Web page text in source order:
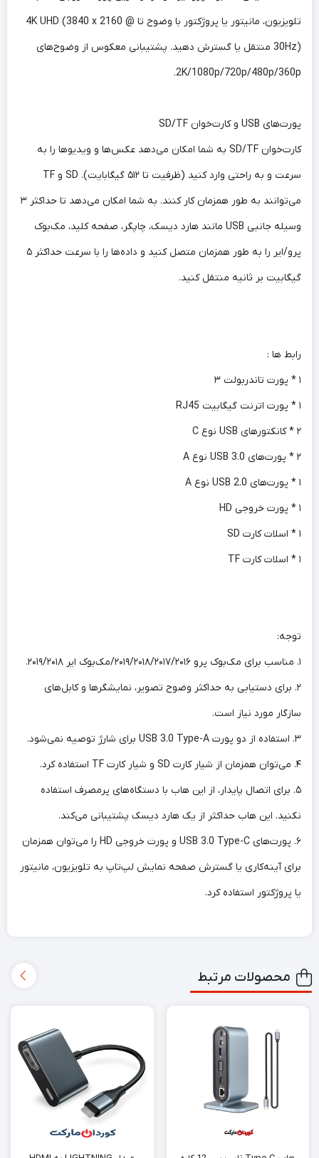
تلویزیون، مانیتور یا پروژکتور با وضوح تا 4K UHD (3840 x 2160 @
30Hz) منتقل یا گسترش دهید. پشتیبانی معکوس از وضوح‌های
2K/1080p/720p/480p/360p.
پورت‌های USB و کارت‌خوان SD/TF
کارت‌خوان SD/TF به شما امکان می‌دهد عکس‌ها و ویدیوها را به
سرعت و به راحتی وارد کنید (ظرفیت تا ۵۱۲ گیگابایت). SD و TF
می‌توانند به طور همزمان کار کنند. به شما امکان می‌دهد تا حداکثر ۳
وسیله جانبی USB مانند هارد دیسک، چاپگر، صفحه کلید، مک‌بوک
پرو/ایر را به طور همزمان متصل کنید و داده‌ها را با سرعت حداکثر ۵
گیگابیت بر ثانیه منتقل کنید.
رابط ها :
۱ * پورت تاندربولت ۳
۱ * پورت اترنت گیگابیت RJ45
۲ * کانکتورهای USB نوع C
۲ * پورت‌های USB 3.0 نوع A
۱ * پورت‌های USB 2.0 نوع A
۱ * پورت خروجی HD
۱ * اسلات کارت SD
۱ * اسلات کارت TF
توجه:
۱. مناسب برای مک‌بوک پرو ۲۰۱۹/۲۰۱۸/۲۰۱۷/۲۰۱۶/مک‌بوک ایر ۲۰۱۹/۲۰۱۸.
۲. برای دستیابی به حداکثر وضوح تصویر، نمایشگرها و کابل‌های
سازگار مورد نیاز است.
۳. استفاده از دو پورت USB 3.0 Type-A برای شارژ توصیه نمی‌شود.
۴. می‌توان همزمان از شیار کارت SD و شیار کارت TF استفاده کرد.
۵. برای اتصال پایدار، از این هاب با دستگاه‌های پرمصرف استفاده
نکنید. این هاب حداکثر از یک هارد دیسک پشتیبانی می‌کند.
۶. پورت‌های USB 3.0 Type-C و پورت خروجی HD را می‌توان همزمان
برای آینه‌کاری یا گسترش صفحه نمایش لپ‌تاپ به تلویزیون، مانیتور
یا پروژکتور استفاده کرد.
محصولات مرتبط